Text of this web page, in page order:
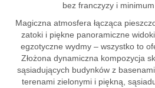
bez franczyzy i
Magiczna atmosfera łącząca
zatoki i piękne panoramiczne
egzotyczne wydmy – wszystko to
Złożona dynamiczna kompozycja
sąsiadujących budynków z
terenami zielonymi i piękną,